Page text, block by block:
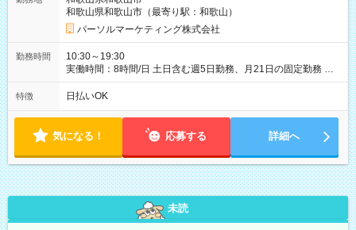
和歌山県和歌山市（最寄り駅：和歌山）
パーソルマーケティング株式会社
勤務時間
10:30～19:30
実働時間：8時間/日 土日含む週5日勤務、月21日の固定勤務 ※
実働8h/休憩1h勤務、残業ほぼ無し（5h/月）
特徴 日払いOK
気になる！ 応募する 詳細へ
未読